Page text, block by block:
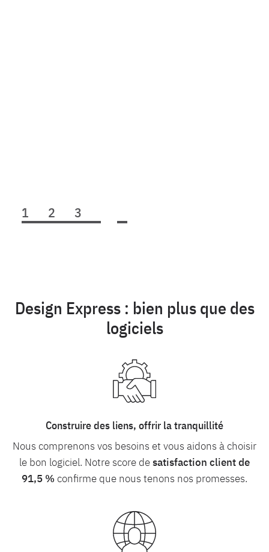
1 2 3
Design Express : bien plus que des
logiciels
Construire des liens, offrir la tranquillité
Nous comprenons vos besoins et vous aidons à choisir
le bon logiciel. Notre score desatisfaction client de
91,5 % confirme que nous tenons nos promesses.